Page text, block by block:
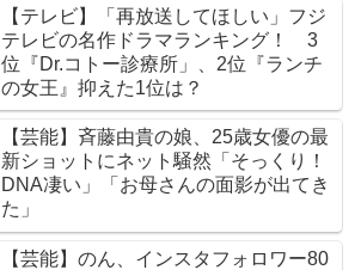
【テレビ】「再放送してほしい」フジ
テレビの名作ドラマランキング！ 3
位『Dr.コトー診療所」、2位『ランチ
の女王』抑えた1位は？
【芸能】斉藤由貴の娘、25歳女優の最
新ショットにネット騒然「そっくり！
DNA凄い」「お母さんの面影が出てき
た」
【芸能】のん、インスタフォロワー80